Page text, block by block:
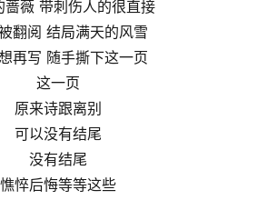
蔷薇 带刺伤人的很直接
翻阅 结局满天的风雪
再写 随手撕下这一页
这一页
原来诗跟离别
可以没有结尾
没有结尾
憔悴后悔等等这些